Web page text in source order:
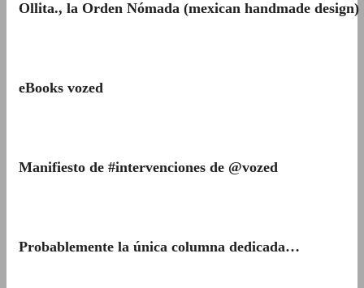
Ollita., la Orden Nómada (mexican handmade design)
eBooks vozed
Manifiesto de #intervenciones de @vozed
Probablemente la única columna dedicada…